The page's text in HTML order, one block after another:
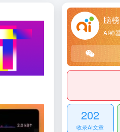
脑榜
202
收录AI文章